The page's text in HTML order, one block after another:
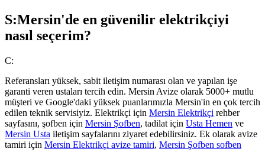
S:Mersin'de en güvenilir elektrikçiyi
nasıl seçerim?
C:
Referansları yüksek, sabit iletişim numarası olan ve yapılan işe
garanti veren ustaları tercih edin. Mersin Avize olarak 5000+ mutlu
müşteri ve Google'daki yüksek puanlarımızla Mersin'in en çok tercih
edilen teknik servisiyiz. Elektrikçi için Mersin Elektrikçi rehber
sayfasını, şofben için Mersin Şofben, tadilat için Usta Hemen ve
Mersin Usta iletişim sayfalarını ziyaret edebilirsiniz. Ek olarak avize
tamiri için Mersin Elektrikçi avize tamiri, Mersin Şofben sofben